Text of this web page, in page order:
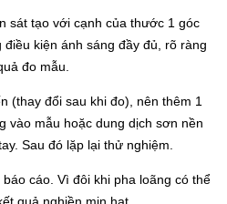
sát tạo với cạnh của thước 1 góc
kiện ánh sáng đầy đủ, rõ ràng
đo mẫu.
(thay đổi sau khi đo), nên thêm 1
vào mẫu hoặc dung dịch sơn nền
Sau đó lặp lại thử nghiệm.
cáo. Vì đôi khi pha loãng có thể